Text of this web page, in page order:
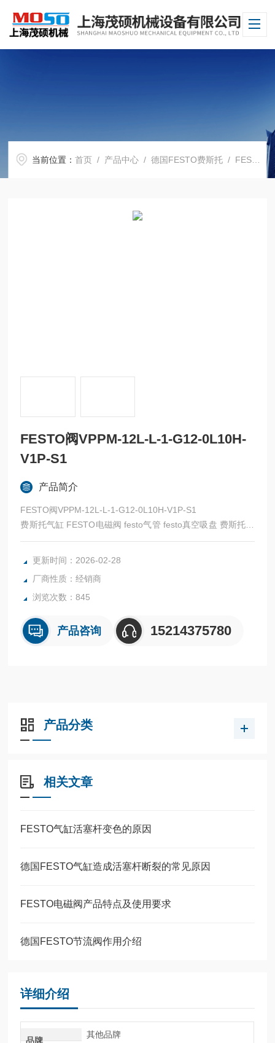
当前位置：首页 / 产品中心 /德国FESTO费斯托 / FESTO电磁阀
FESTO阀VPPM-12L-L-1-G12-0L10H-
V1P-S1
产品简介
FESTO阀VPPM-12L-L-1-G12-0L10H-V1P-S1
费斯托气缸 FESTO电磁阀 festo气管 festo真空吸盘 费斯托过
滤器 费斯托油雾器 FESTO传感器 FESTO代理
全系列产品大量现货请咨询上海茂硕机械设备有限公司
更新时间：2026-02-28
厂商性质：经销商
浏览次数：845
产品咨询 15214375780
产品分类
相关文章
FESTO气缸活塞杆变色的原因
德国FESTO气缸造成活塞杆断裂的常见原因
FESTO电磁阀产品特点及使用要求
德国FESTO节流阀作用介绍
详细介绍
品牌
其他品牌